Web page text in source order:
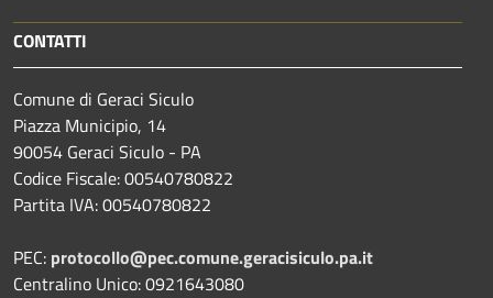
CONTATTI
Comune di Geraci Siculo
Piazza Municipio, 14
90054 Geraci Siculo - PA
Codice Fiscale: 00540780822
Partita IVA: 00540780822
PEC: protocollo@pec.comune.geracisiculo.pa.it
Centralino Unico: 0921643080